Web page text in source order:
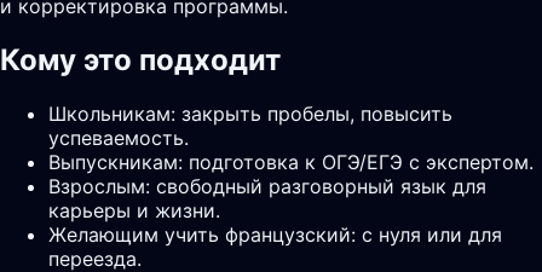
и корректировка программы.
Кому это подходит
Школьникам: закрыть пробелы, повысить
успеваемость.
Выпускникам: подготовка к ОГЭ/ЕГЭ с экспертом.
Взрослым: свободный разговорный язык для
карьеры и жизни.
Желающим учить французский: с нуля или для
переезда.